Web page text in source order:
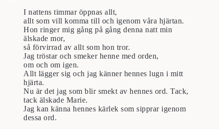
I nattens timmar öppnas allt,
allt som vill komma till och igenom våra hjärtan.
Hon ringer mig gång på gång denna natt min
älskade mor,
så förvirrad av allt som hon tror.
Jag tröstar och smeker henne med orden,
om och om igen.
Allt lägger sig och jag känner hennes lugn i mitt
hjärta.
Nu är det jag som blir smekt av hennes ord. Tack,
tack älskade Marie.
Jag kan känna hennes kärlek som sipprar igenom
dessa ord.